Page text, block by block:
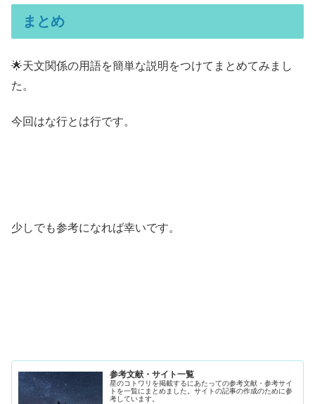
まとめ
🌟天文関係の用語を簡単な説明をつけてまとめてみまし
た。
今回はな行とは行です。
少しでも参考になれば幸いです。
参考文献・サイト一覧
星のコトワリを掲載するにあたっての参考文献・参考サイ
トを一覧にまとめました。サイトの記事の作成のために参
考しています。